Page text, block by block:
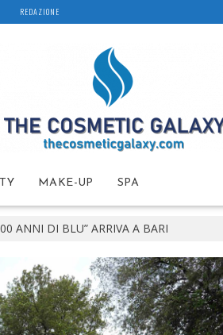
REDAZIONE
MAKE-UP SPA
ANNI DI BLU” ARRIVA A BARI